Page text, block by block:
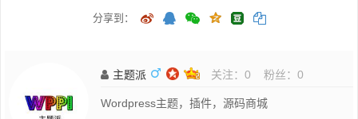
分享到：
主题派 关注： 0 粉丝： 0
Wordpress主题，插件，源码商城